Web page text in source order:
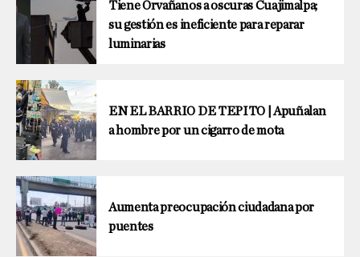
Tiene Orvañanos a oscuras Cuajimalpa;
su gestión es ineficiente para reparar
luminarias
EN EL BARRIO DE TEPITO | Apuñalan
a hombre por un cigarro de mota
Aumenta preocupación ciudadana por
puentes